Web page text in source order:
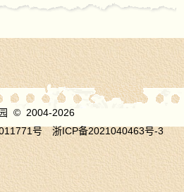
© 2004-2026
号
浙ICP备2021040463号-3